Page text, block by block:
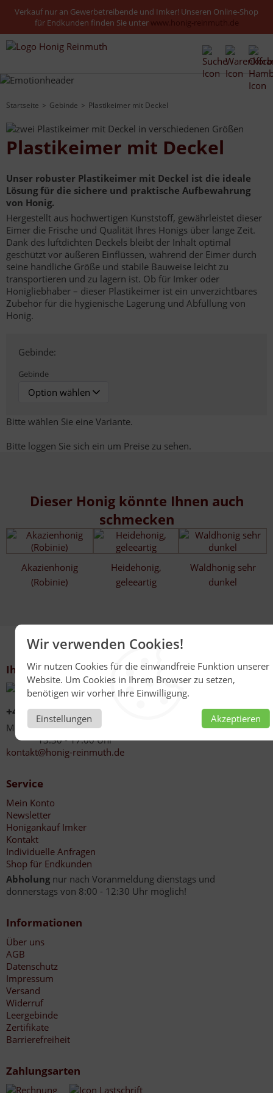
Wir verwenden Cookies!
Wir nutzen Cookies für die einwandfreie Funktion unserer
Website. Um Cookies in Ihrem Browser zu setzen,
benötigen wir vorher Ihre Einwilligung.
Einstellungen Akzeptieren
Verkauf nur an Gewerbetreibende und Imker! Unseren Online-Shop
für Endkunden finden Sie unter www.honig-reinmuth.de
Startseite Gebinde Plastikeimer mit Deckel
Plastikeimer mit Deckel
Unser robuster Plastikeimer mit Deckel ist die ideale
Lösung für die sichere und praktische Aufbewahrung
von Honig.
Hergestellt aus hochwertigen Kunststoff, gewährleistet dieser
Eimer die Frische und Qualität Ihres Honigs über lange Zeit.
Dank des luftdichten Deckels bleibt der Inhalt optimal
geschützt vor äußeren Einflüssen, während der Eimer durch
seine handliche Größe und stabile Bauweise leicht zu
transportieren und zu lagern ist. Ob für Imker oder
Honigliebhaber – dieser Plastikeimer ist ein unverzichtbares
Zubehör für die hygienische Lagerung und Abfüllung von
Honig.
Gebinde:
Gebinde
Bitte wählen Sie eine Variante.
Bitte loggen Sie sich ein um Preise zu sehen.
Dieser Honig könnte Ihnen auch
schmecken
Akazienhonig
(Robinie)
Heidehonig,
geleeartig
Waldhonig sehr
dunkel
Ihr Kontakt zu uns
+49 (0)6267 201
Mo - Fr 08:00 - 12:30 Uhr
13:30 - 17:00 Uhr
kontakt@honig-reinmuth.de
Service
Mein Konto
Newsletter
Honigankauf Imker
Kontakt
Individuelle Anfragen
Shop für Endkunden
Abholung nur nach Voranmeldung dienstags und
donnerstags von 8:00 - 12:30 Uhr möglich!
Informationen
Über uns
AGB
Datenschutz
Impressum
Versand
Widerruf
Leergebinde
Zertifikate
Barrierefreiheit
Zahlungsarten